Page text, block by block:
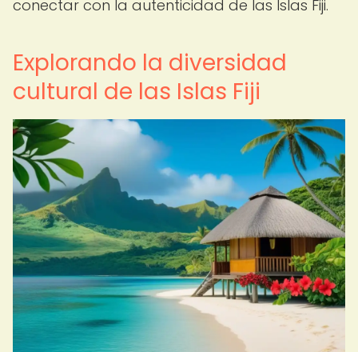
conectar con la autenticidad de las Islas Fiji.
Explorando la diversidad
cultural de las Islas Fiji